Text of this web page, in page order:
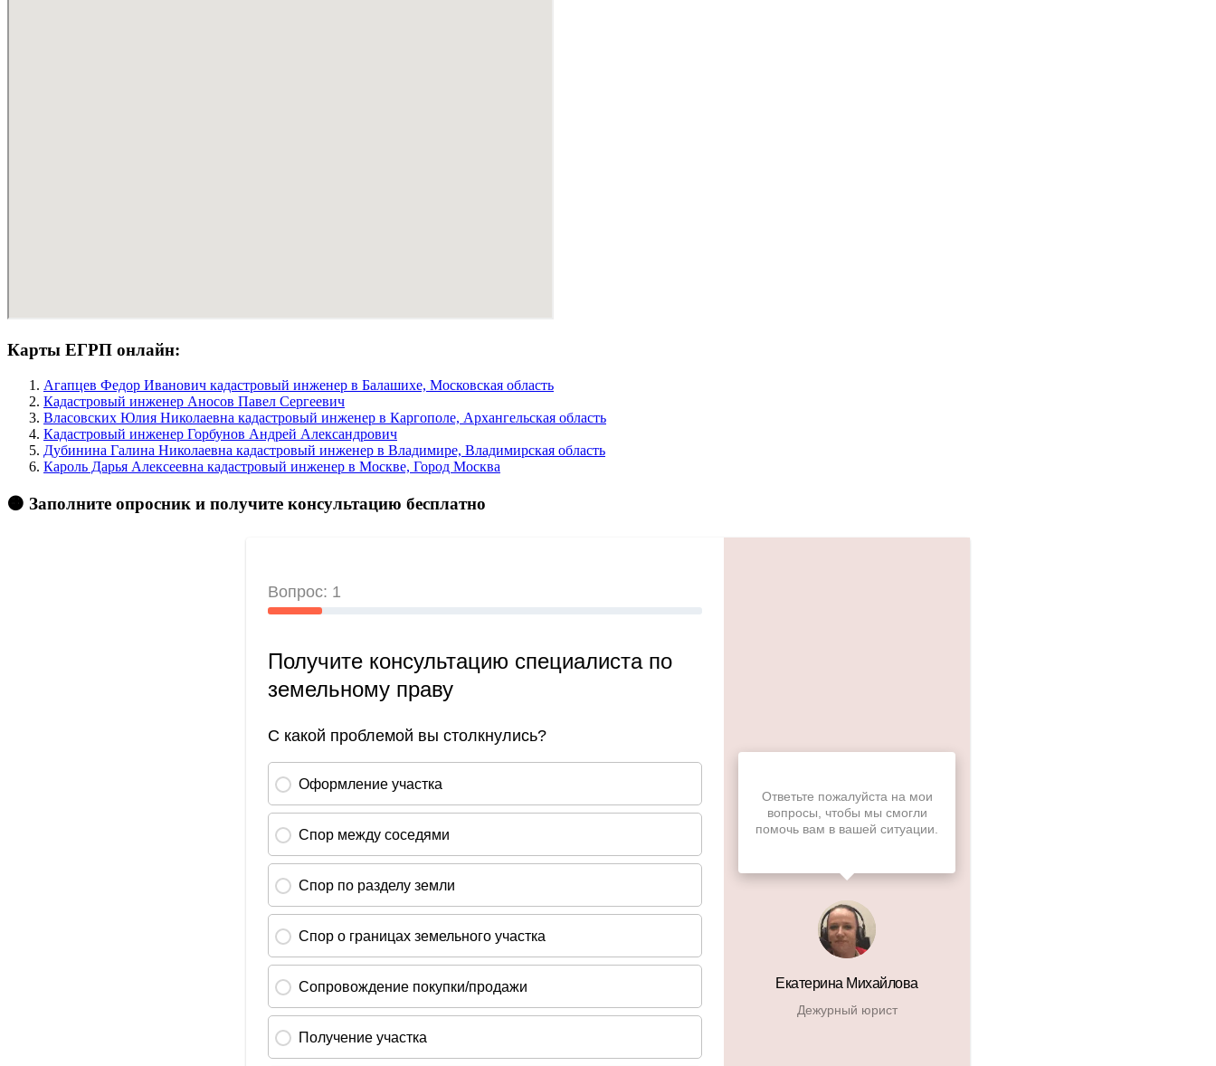
Карты ЕГРП онлайн:
Агапцев Федор Иванович кадастровый инженер в Балашихе, Московская область
Кадастровый инженер Аносов Павел Сергеевич
Власовских Юлия Николаевна кадастровый инженер в Каргополе, Архангельская область
Кадастровый инженер Горбунов Андрей Александрович
Дубинина Галина Николаевна кадастровый инженер в Владимире, Владимирская область
Кароль Дарья Алексеевна кадастровый инженер в Москве, Город Москва
🟠 Заполните опросник и получите консультацию бесплатно